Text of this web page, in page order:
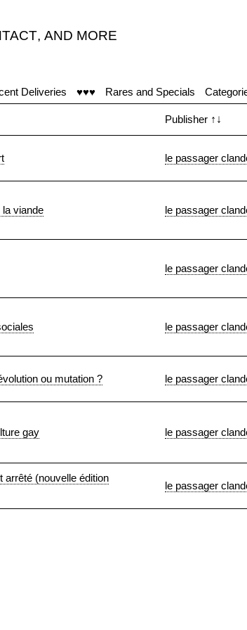
, AND MORE
Deliveries ♥♥♥ Rares and Specials
Publisher ↑↓
le passager
la viande le passager
le passager
le passager
ou mutation ? le passager
gay le passager
arrêté (nouvelle édition
le passager